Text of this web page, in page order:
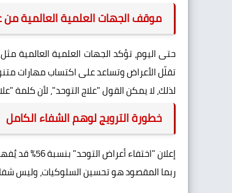
موقف الجهات العلمية العالمية من
تقلّل الأعراض وتساعد على اكتساب مهارات
لذلك، لا يمكن القول "علاج التوحد"، لأن كلمة
خطورة الترويج لوهم الشفاء الكامل
إعلان "اختفاء أعراض التوحد" بنسبة 56% قد يُفهم بشكل خاطئ.
ربما المقصود هو تحسين السلوكيات، وليس